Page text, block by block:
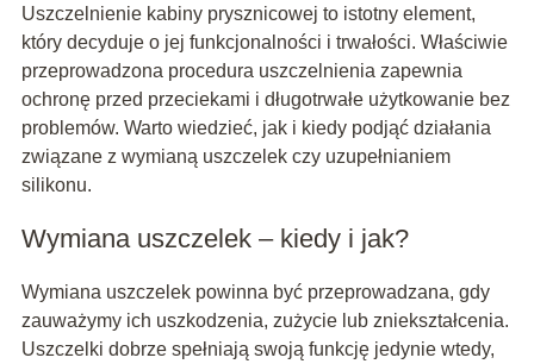
Uszczelnienie kabiny prysznicowej to istotny element,
który decyduje o jej funkcjonalności i trwałości. Właściwie
przeprowadzona procedura uszczelnienia zapewnia
ochronę przed przeciekami i długotrwałe użytkowanie bez
problemów. Warto wiedzieć, jak i kiedy podjąć działania
związane z wymianą uszczelek czy uzupełnianiem
silikonu.
Wymiana uszczelek – kiedy i jak?
Wymiana uszczelek powinna być przeprowadzana, gdy
zauważymy ich uszkodzenia, zużycie lub zniekształcenia.
Uszczelki dobrze spełniają swoją funkcję jedynie wtedy,